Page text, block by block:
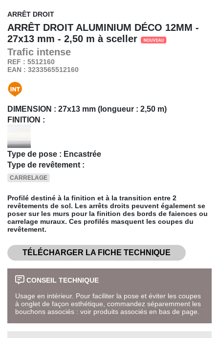
ARRÊT DROIT
ARRÊT DROIT ALUMINIUM DÉCO 12MM -
27x13 mm - 2,50 m à sceller
Trafic intense
REF : 5512160
EAN : 3233565512160
DIMENSION : 27x13 mm (longueur : 2,50 m)
FINITION :
Type de pose : Encastrée
Type de revêtement :
CARRELAGE
Profilé destiné à la finition et à la transition entre 2
revêtements de sol. Les arrêts droits peuvent également se
poser sur les murs pour la finition des bords de faiences ou
carrelage muraux. Ces profilés masquent les coupes du
revêtement.
TÉLÉCHARGER LA FICHE TECHNIQUE
CONSEIL TECHNIQUE
Usage en intérieur. Pour faciliter la pose et éviter les coupes
à onglet de façon esthétique, commandez séparemment les
bouchons associés : voir produits associés en bas de page.